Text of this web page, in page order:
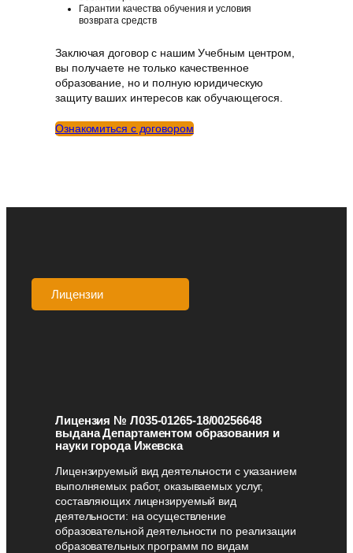
Гарантии качества обучения и условия
возврата средств
Заключая договор с нашим Учебным центром,
вы получаете не только качественное
образование, но и полную юридическую
защиту ваших интересов как обучающегося.
Ознакомиться с договором
Лицензии
Лицензия № Л035-01265-18/00256648
выдана Департаментом образования и
науки города Ижевска
Лицензируемый вид деятельности с указанием
выполняемых работ, оказываемых услуг,
составляющих лицензируемый вид
деятельности: на осуществление
образовательной деятельности по реализации
образовательных программ по видам